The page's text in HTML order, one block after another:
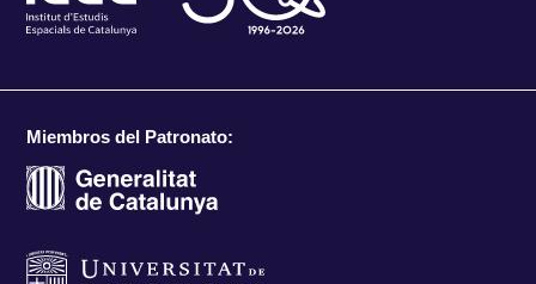
Miembros del Patronato: